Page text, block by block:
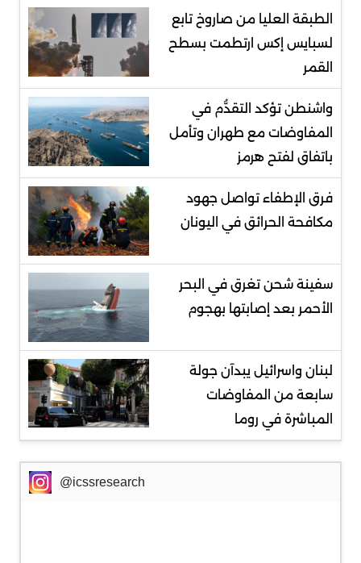
الطبقة العليا من صاروخ تابع
لسبايس إكس ارتطمت بسطح
القمر
واشنطن تؤكد التقدُّم في
المفاوضات مع طهران وتأمل
باتفاق لفتح هرمز
فرق الإطفاء تواصل جهود
مكافحة الحرائق في اليونان
سفينة شحن تغرق في البحر
الأحمر بعد إصابتها بهجوم
لبنان واسرائيل يبدآن جولة
سابعة من المفاوضات
المباشرة في روما
@icssresearch